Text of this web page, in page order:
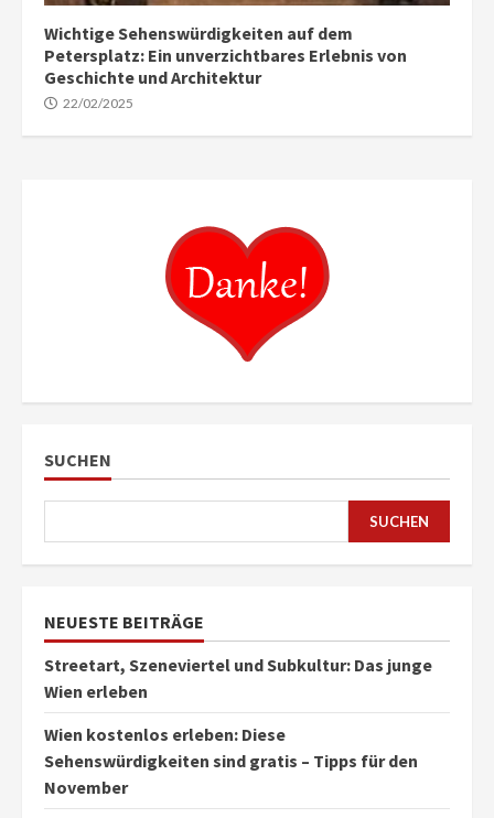
Wichtige Sehenswürdigkeiten auf dem
Petersplatz: Ein unverzichtbares Erlebnis von
Geschichte und Architektur
22/02/2025
SUCHEN
SUCHEN
NEUESTE BEITRÄGE
Streetart, Szeneviertel und Subkultur: Das junge
Wien erleben
Wien kostenlos erleben: Diese
Sehenswürdigkeiten sind gratis – Tipps für den
November